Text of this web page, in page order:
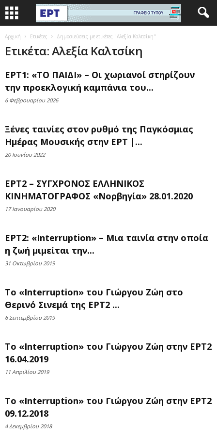
Αρχική Ετικέτες Δημοσιεύσεις με ετικέτες "Αλεξία Καλτσίκη"
Ετικέτα: Αλεξία Καλτσίκη
ΕΡΤ1: «ΤΟ ΠΑΙΔΙ» – Οι χωριανοί στηρίζουν
την προεκλογική καμπάνια του...
6 Φεβρουαρίου 2026
Ξένες ταινίες στον ρυθμό της Παγκόσμιας
Ημέρας Μουσικής στην ΕΡΤ |...
20 Ιουνίου 2022
ΕΡΤ2 – ΣΥΓΧΡΟΝΟΣ ΕΛΛΗΝΙΚΟΣ
ΚΙΝΗΜΑΤΟΓΡΑΦΟΣ «Νορβηγία» 28.01.2020
17 Ιανουαρίου 2020
ΕΡΤ2: «Interruption» – Μια ταινία στην οποία
η ζωή μιμείται την...
31 Οκτωβρίου 2019
Το «Interruption» του Γιώργου Ζώη στο
Θερινό Σινεμά της ΕΡΤ2 ...
6 Σεπτεμβρίου 2019
Το «Interruption» του Γιώργου Ζώη στην ΕΡΤ2
16.04.2019
11 Απριλίου 2019
Το «Interruption» του Γιώργου Ζώη στην ΕΡΤ2
09.12.2018
4 Δεκεμβρίου 2018